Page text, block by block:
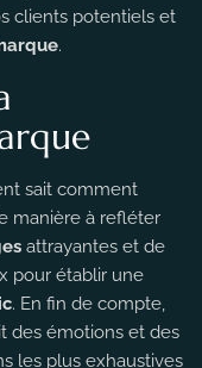
clients potentiels et
.
sait comment
manière à refléter
attrayantes et de
pour établir une
. En fin de compte,
des émotions et des
les plus exhaustives